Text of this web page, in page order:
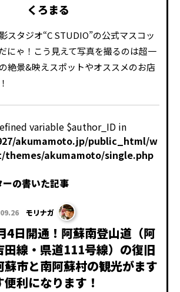
くろまる
スタジオ“C STUDIO”の公式マスコッ
にゃ！こう見えて写真を撮るのは超一
絶景&映えスポットやオススメのお店
variable $author_ID in
akumamoto.jp/public_html/w
akumamoto/single.php
の書いた記事
モリナガ
4日開通！阿蘇南登山道（阿
田線・県道111号線）の復旧
蘇市と南阿蘇村の観光がます
便利になります！